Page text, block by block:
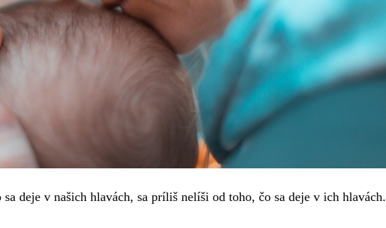
deje v našich hlavách, sa príliš nelíši od toho, čo sa deje v ich hlavách.